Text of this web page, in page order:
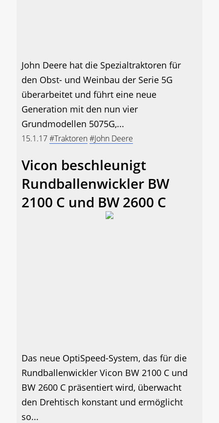
John Deere hat die Spezialtraktoren für
den Obst- und Weinbau der Serie 5G
überarbeitet und führt eine neue
Generation mit den nun vier
Grundmodellen 5075G,...
15.1.17#Traktoren#John Deere
Vicon beschleunigt
Rundballenwickler BW
2100 C und BW 2600 C
Das neue OptiSpeed-System, das für die
Rundballenwickler Vicon BW 2100 C und
BW 2600 C präsentiert wird, überwacht
den Drehtisch konstant und ermöglicht
so...